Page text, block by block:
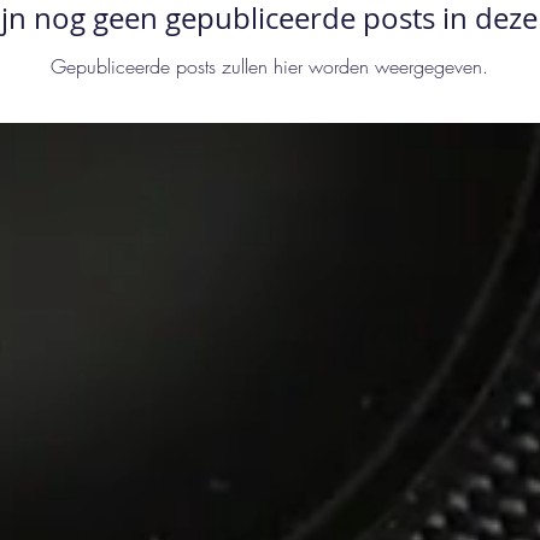
nog geen gepubliceerde posts in
Gepubliceerde posts zullen hier worden weergegeven.